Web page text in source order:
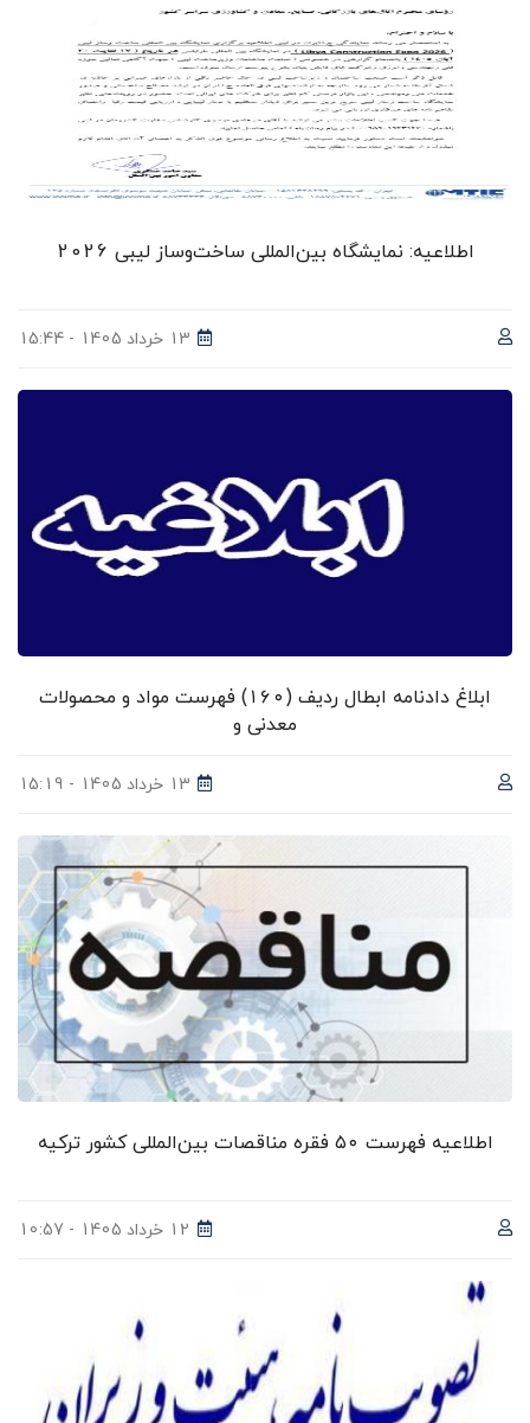
اطلاعیه: نمایشگاه بین‌المللی ساخت‌وساز لیبی 2026
13 خرداد 1405 - 15:44
ابلاغ دادنامه ابطال ردیف (۱۶۰) فهرست مواد و محصولات
معدنی و
13 خرداد 1405 - 15:19
اطلاعیه فهرست ۵۰ فقره مناقصات بین‌المللی کشور ترکیه
12 خرداد 1405 - 10:57